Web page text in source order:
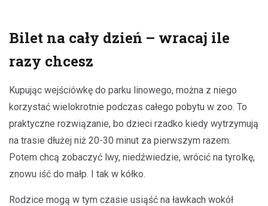
Bilet na cały dzień – wracaj ile
razy chcesz
Kupując wejściówkę do parku linowego, można z niego
korzystać wielokrotnie podczas całego pobytu w zoo. To
praktyczne rozwiązanie, bo dzieci rzadko kiedy wytrzymują
na trasie dłużej niż 20-30 minut za pierwszym razem.
Potem chcą zobaczyć lwy, niedźwiedzie, wrócić na tyrolkę,
znowu iść do małp. I tak w kółko.
Rodzice mogą w tym czasie usiąść na ławkach wokół